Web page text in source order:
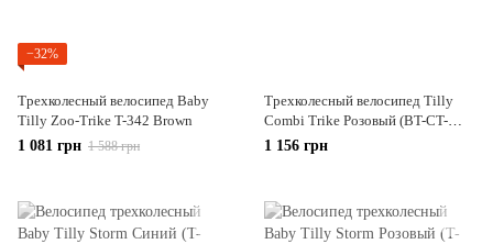
−32%
Трехколесный велосипед Baby
Tilly Zoo-Trike T-342 Brown
1 081 грн 1 588 грн
Трехколесный велосипед Tilly
Combi Trike Розовый (BT-CT-
0008)
1 156 грн